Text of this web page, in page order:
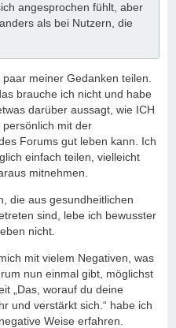
angesprochen fühlt, aber
als bei Nutzern, die
meiner Gedanken teilen.
brauche ich nicht und habe
darüber aussagt, wie ICH
mit der
Forums gut leben kann. Ich
einfach teilen, vielleicht
mitnehmen.
die aus gesundheitlichen
sind, lebe ich bewusster
nicht.
mit vielem Negativen, was
nun einmal gibt, möglichst
„Das, worauf du deine
und verstärkt sich.“ habe ich
Weise erfahren.